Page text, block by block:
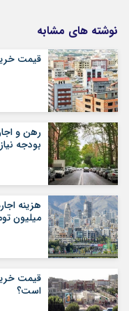
نوشته های مشابه
قیمت
رهن و
بودجه
میلیون
قیمت
است؟